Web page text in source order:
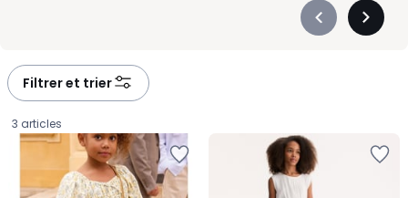
Précédent
Filtrer et trier
3 articles